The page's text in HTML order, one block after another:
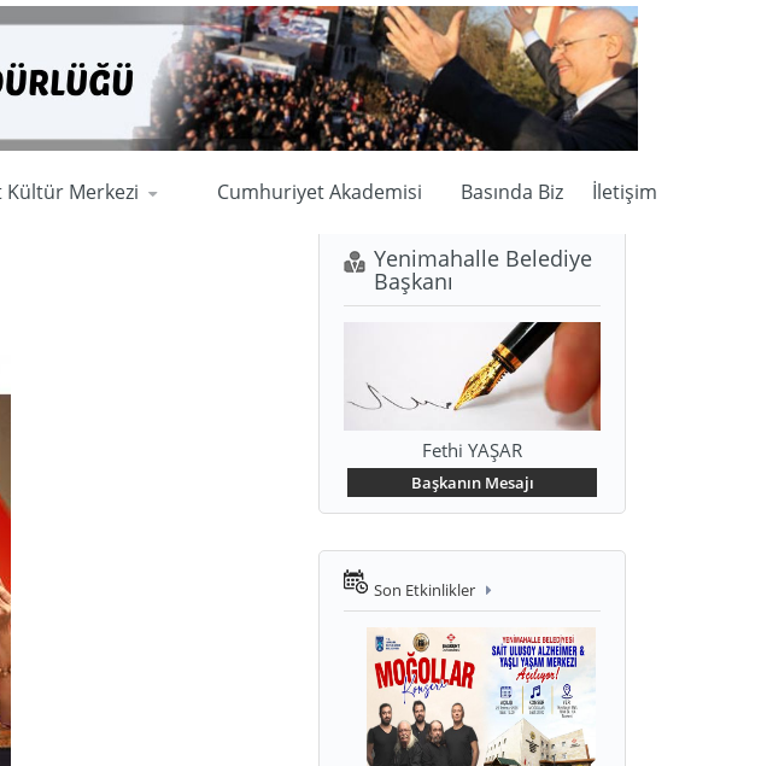
Kültür Merkezi Cumhuriyet Akademisi Basında Biz İletişim
Yenimahalle Belediye
Başkanı
Fethi YAŞAR
Başkanın Mesajı
Son Etkinlikler